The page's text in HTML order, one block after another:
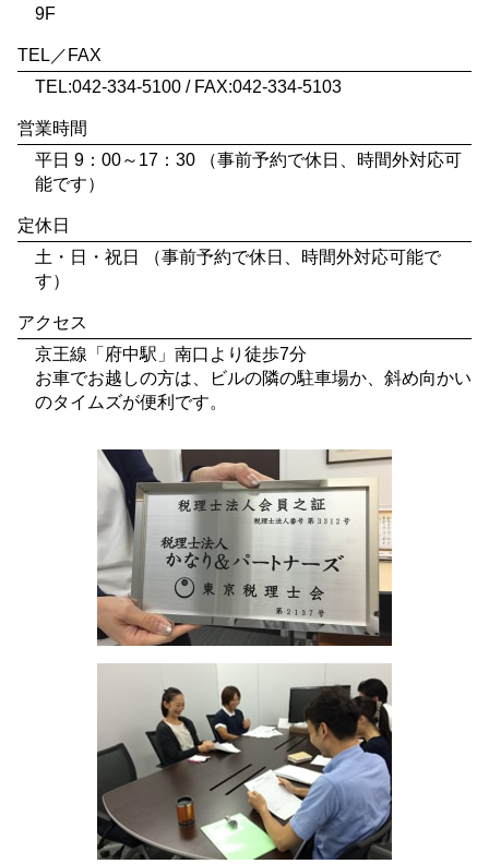
9F
TEL／FAX
TEL:042-334-5100 / FAX:042-334-5103
営業時間
平日 9：00～17：30 （事前予約で休日、時間外対応可
能です）
定休日
土・日・祝日 （事前予約で休日、時間外対応可能で
す）
アクセス
京王線「府中駅」南口より徒歩7分
お車でお越しの方は、ビルの隣の駐車場か、斜め向かい
のタイムズが便利です。